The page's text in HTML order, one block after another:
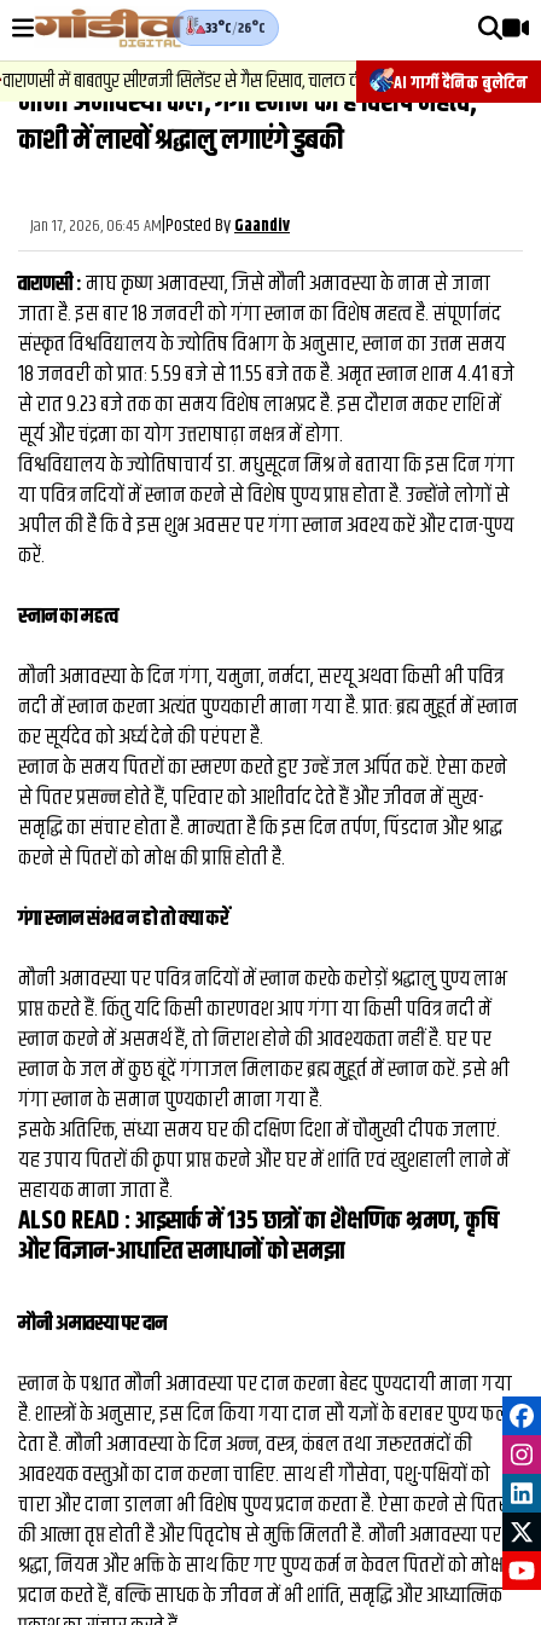
AI गार्गी दैनिक बुलेटिन
33°C/26°C
में बाबतपुर सीएनजी सिलेंडर से गैस रिसाव, चालक की सूझबूझ से टला बड़ा हादसा.
वीडियोज़
वाराणसी न्यूज़
राजनीति
फिल्मी
साहित्य
संस्कृति
ख़ान पान और जीवनशैली
अंतरराष्ट्रीय
फैक्ट चेक
व्यापार
मौनी अमावस्‍या कल, गंगा स्‍नान का है विशेष महत्‍व,
काशी में लाखों श्रद्धालु लगाएंगे डुबकी
Jan 17, 2026, 06:45 AM|Posted ByGaandiv
वाराणसी :माघ कृष्ण अमावस्या, जिसे मौनी अमावस्या के नाम से जाना
जाता है. इस बार 18 जनवरी को गंगा स्नान का विशेष महत्व है. संपूर्णानंद
संस्कृत विश्वविद्यालय के ज्योतिष विभाग के अनुसार, स्नान का उत्तम समय
18 जनवरी को प्रातः 5.59 बजे से 11.55 बजे तक है. अमृत स्नान शाम 4.41 बजे
से रात 9.23 बजे तक का समय विशेष लाभप्रद है. इस दौरान मकर राशि में
सूर्य और चंद्रमा का योग उत्तराषाढ़ा नक्षत्र में होगा.
विश्वविद्यालय के ज्योतिषाचार्य डा. मधुसूदन मिश्र ने बताया कि इस दिन गंगा
या पवित्र नदियों में स्नान करने से विशेष पुण्य प्राप्त होता है. उन्होंने लोगों से
अपील की है कि वे इस शुभ अवसर पर गंगा स्नान अवश्य करें और दान-पुण्य
करें.
स्नान का महत्व
मौनी अमावस्या के दिन गंगा, यमुना, नर्मदा, सरयू अथवा किसी भी पवित्र
नदी में स्नान करना अत्यंत पुण्यकारी माना गया है. प्रातः ब्रह्म मुहूर्त में स्नान
कर सूर्यदेव को अर्घ्य देने की परंपरा है.
स्नान के समय पितरों का स्मरण करते हुए उन्हें जल अर्पित करें. ऐसा करने
से पितर प्रसन्न होते हैं, परिवार को आशीर्वाद देते हैं और जीवन में सुख-
समृद्धि का संचार होता है. मान्यता है कि इस दिन तर्पण, पिंडदान और श्राद्ध
करने से पितरों को मोक्ष की प्राप्ति होती है.
गंगा स्नान संभव न हो तो क्या करें
मौनी अमावस्या पर पवित्र नदियों में स्नान करके करोड़ों श्रद्धालु पुण्य लाभ
प्राप्त करते हैं. किंतु यदि किसी कारणवश आप गंगा या किसी पवित्र नदी में
स्नान करने में असमर्थ हैं, तो निराश होने की आवश्यकता नहीं है. घर पर
स्नान के जल में कुछ बूंदें गंगाजल मिलाकर ब्रह्म मुहूर्त में स्नान करें. इसे भी
गंगा स्नान के समान पुण्यकारी माना गया है.
इसके अतिरिक्त, संध्या समय घर की दक्षिण दिशा में चौमुखी दीपक जलाएं.
यह उपाय पितरों की कृपा प्राप्त करने और घर में शांति एवं खुशहाली लाने में
सहायक माना जाता है.
ALSO READ :आइसार्क में 135 छात्रों का शैक्षणिक भ्रमण, कृषि
और विज्ञान-आधारित समाधानों को समझा
मौनी अमावस्या पर दान
स्नान के पश्चात मौनी अमावस्या पर दान करना बेहद पुण्यदायी माना गया
है. शास्त्रों के अनुसार, इस दिन किया गया दान सौ यज्ञों के बराबर पुण्य फल
देता है. मौनी अमावस्या के दिन अन्न, वस्त्र, कंबल तथा जरूरतमंदों की
आवश्यक वस्तुओं का दान करना चाहिए. साथ ही गौसेवा, पशु-पक्षियों को
चारा और दाना डालना भी विशेष पुण्य प्रदान करता है. ऐसा करने से पितरों
की आत्मा तृप्त होती है और पितृदोष से मुक्ति मिलती है. मौनी अमावस्या पर
श्रद्धा, नियम और भक्ति के साथ किए गए पुण्य कर्म न केवल पितरों को मोक्ष
प्रदान करते हैं, बल्कि साधक के जीवन में भी शांति, समृद्धि और आध्यात्मिक